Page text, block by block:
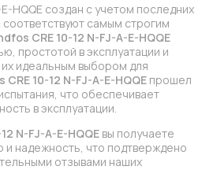
HQQE создан с учетом последних
самым строгим
CRE 10-12 N-FJ-A-E-HQQE
простотой в эксплуатации и
идеальным выбором для
10-12 N-FJ-A-E-HQQE прошел
что обеспечивает
в эксплуатации.
N-FJ-A-E-HQQE вы получаете
и надежность, что подтверждено
отзывами наших